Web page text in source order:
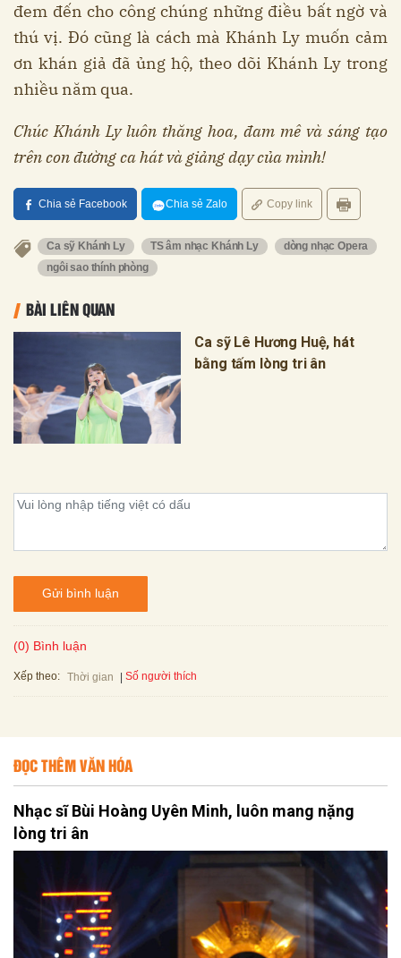
đem đến cho công chúng những điều bất ngờ và
thú vị. Đó cũng là cách mà Khánh Ly muốn cảm
ơn khán giả đã ủng hộ, theo dõi Khánh Ly trong
nhiều năm qua.
Chúc Khánh Ly luôn thăng hoa, đam mê và sáng tạo
trên con đường ca hát và giảng dạy của mình!
Chia sẻ Facebook Chia sẻ Zalo Copy link
Ca sỹ Khánh Ly TS âm nhạc Khánh Ly
dòng nhạc Opera
ngôi sao thính phòng
BÀI LIÊN QUAN
Ca sỹ Lê Hương Huệ, hát
bằng tấm lòng tri ân
Gửi bình luận
(0) Bình luận
Xếp theo: Thời gian Số người thích
ĐỌC THÊM VĂN HÓA
Nhạc sĩ Bùi Hoàng Uyên Minh, luôn mang nặng
lòng tri ân